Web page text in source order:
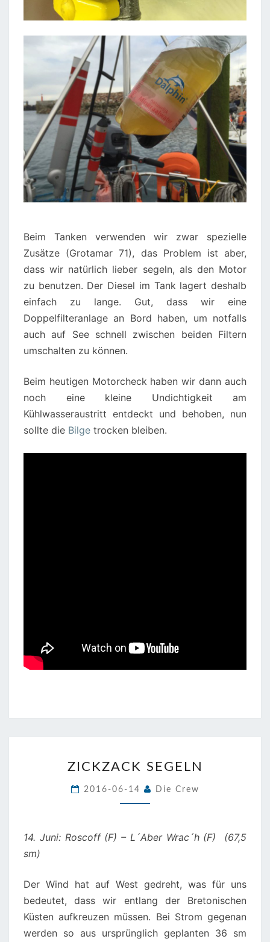
Beim Tanken verwenden wir zwar spezielle
Zusätze (Grotamar 71), das Problem ist aber,
dass wir natürlich lieber segeln, als den Motor
zu benutzen. Der Diesel im Tank lagert deshalb
einfach zu lange. Gut, dass wir eine
Doppelfilteranlage an Bord haben, um notfalls
auch auf See schnell zwischen beiden Filtern
umschalten zu können.
Beim heutigen Motorcheck haben wir dann auch
noch eine kleine Undichtigkeit am
Kühlwasseraustritt entdeckt und behoben, nun
sollte die Bilge trocken bleiben.
SEGELN
ZICKZACK SEGELN
2016-06-14 Die Crew
14. Juni: Roscoff (F) – L´Aber Wrac´h (F) (67,5
sm)
Der Wind hat auf West gedreht, was für uns
bedeutet, dass wir entlang der Bretonischen
Küsten aufkreuzen müssen. Bei Strom gegenan
werden so aus ursprünglich geplanten 36 sm